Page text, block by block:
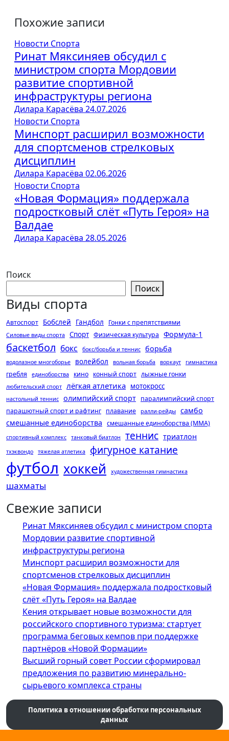
Похожие записи
Новости Спорта
Ринат Мяксиняев обсудил с
министром спорта Мордовии
развитие спортивной
инфраструктуры региона
Дилара Карасёва 24.07.2026
Новости Спорта
Минспорт расширил возможности
для спортсменов стрелковых
дисциплин
Дилара Карасёва 02.06.2026
Новости Спорта
«Новая Формация» поддержала
подростковый слёт «Путь Героя» на
Валдае
Дилара Карасёва 28.05.2026
Поиск
Поиск
Виды спорта
Автоспорт Бобслей Гандбол Гонки с препятствиями
Силовые виды спорта Спорт Физическая культура Формула-1
баскетбол бокс бокс/борьба и теннис борьба
водолазное многоборье волейбол вольная борьба воркаут гимнастика
гребля единоборства кино конный спорт лыжные гонки
любительский спорт лёгкая атлетика мотокросс
настольный теннис олимпийский спорт паралимпийский спорт
парашютный спорт и рафтинг плавание ралли-рейды
самбо
смешанные единоборства смешанные единоборства (ММА)
спортивный комплекс танковый биатлон теннис триатлон
тхэквондо тяжелая атлетика фигурное катание
футбол хоккей художественная гимнастика
шахматы
Свежие записи
Ринат Мяксиняев обсудил с министром спорта
Мордовии развитие спортивной
инфраструктуры региона
Минспорт расширил возможности для
спортсменов стрелковых дисциплин
«Новая Формация» поддержала подростковый
слёт «Путь Героя» на Валдае
Кения открывает новые возможности для
российского спортивного туризма: стартует
программа беговых кемпов при поддержке
партнёров «Новой Формации»
Высший горный совет России сформировал
предложения по развитию минерально-
сырьевого комплекса страны
Политика в отношении обработки персональных
данных